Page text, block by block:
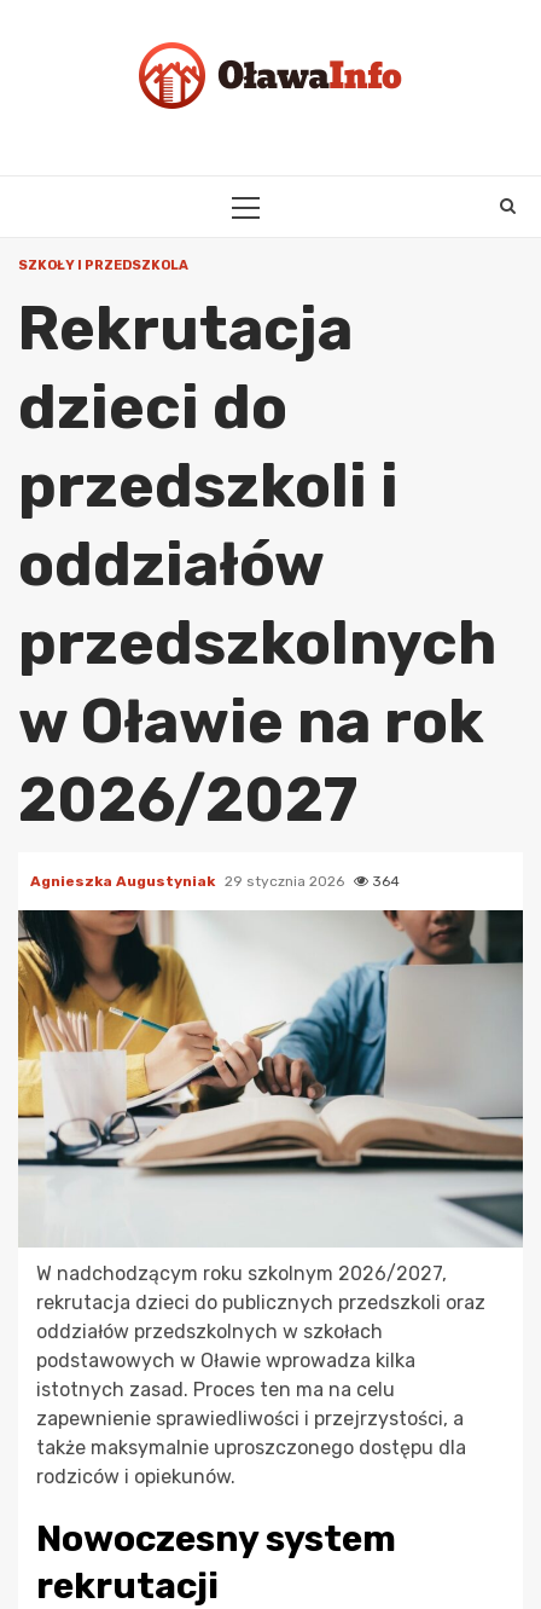
PRIMARY
SZKOŁY I PRZEDSZKOLA
Rekrutacja
dzieci do
przedszkoli i
oddziałów
przedszkolnych
w Oławie na rok
2026/2027
Agnieszka Augustyniak 29 stycznia 2026 364
W nadchodzącym roku szkolnym 2026/2027,
rekrutacja dzieci do publicznych przedszkoli oraz
oddziałów przedszkolnych w szkołach
podstawowych w Oławie wprowadza kilka
istotnych zasad. Proces ten ma na celu
zapewnienie sprawiedliwości i przejrzystości, a
także maksymalnie uproszczonego dostępu dla
rodziców i opiekunów.
Nowoczesny system
rekrutacji